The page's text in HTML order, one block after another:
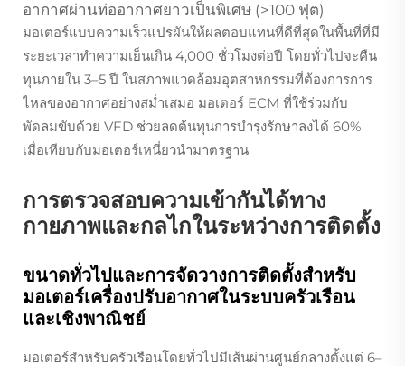
อากาศผ่านท่ออากาศยาวเป็นพิเศษ (>100 ฟุต)
มอเตอร์แบบความเร็วแปรผันให้ผลตอบแทนที่ดีที่สุดในพื้นที่ที่มี
ระยะเวลาทำความเย็นเกิน 4,000 ชั่วโมงต่อปี โดยทั่วไปจะคืน
ทุนภายใน 3–5 ปี ในสภาพแวดล้อมอุตสาหกรรมที่ต้องการการ
ไหลของอากาศอย่างสม่ำเสมอ มอเตอร์ ECM ที่ใช้ร่วมกับ
พัดลมขับด้วย VFD ช่วยลดต้นทุนการบำรุงรักษาลงได้ 60%
เมื่อเทียบกับมอเตอร์เหนี่ยวนำมาตรฐาน
การตรวจสอบความเข้ากันได้ทาง
กายภาพและกลไกในระหว่างการติดตั้ง
ขนาดทั่วไปและการจัดวางการติดตั้งสำหรับ
มอเตอร์เครื่องปรับอากาศในระบบครัวเรือน
และเชิงพาณิชย์
มอเตอร์สำหรับครัวเรือนโดยทั่วไปมีเส้นผ่านศูนย์กลางตั้งแต่ 6–